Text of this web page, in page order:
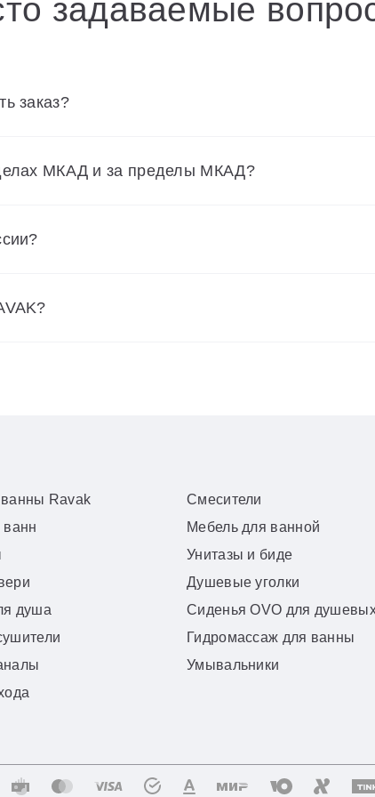
задаваемые
заказ?
МКАД и за пределы МКАД?
Ravak
Смесители
ванн
Мебель для ванной
Унитазы и биде
Душевые уголки
душа
Сиденья OVO для
Гидромассаж для ванны
Умывальники